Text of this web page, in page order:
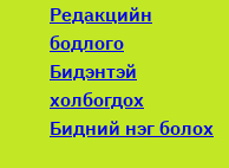
Редакцийн
бодлого
Бидэнтэй
холбогдох
Бидний нэг болох